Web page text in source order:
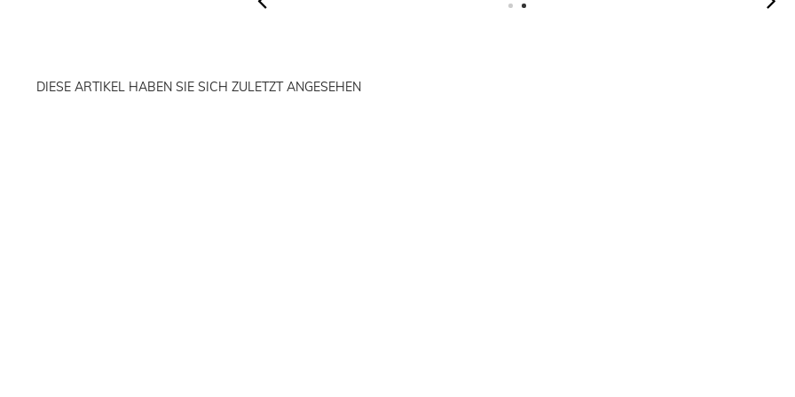
DIESE ARTIKEL HABEN SIE SICH ZULETZT ANGESEHEN